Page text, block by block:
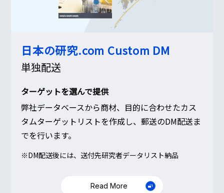
日本の研究.com Custom DM
単独配送
ターゲットを選んで提供
弊社データベースから商材、目的に合わせたカス
タムターゲットリストを作成し、郵送のDM配送ま
でを行います。
※DM配送後には、送付先研究者データリスト納品
Read More